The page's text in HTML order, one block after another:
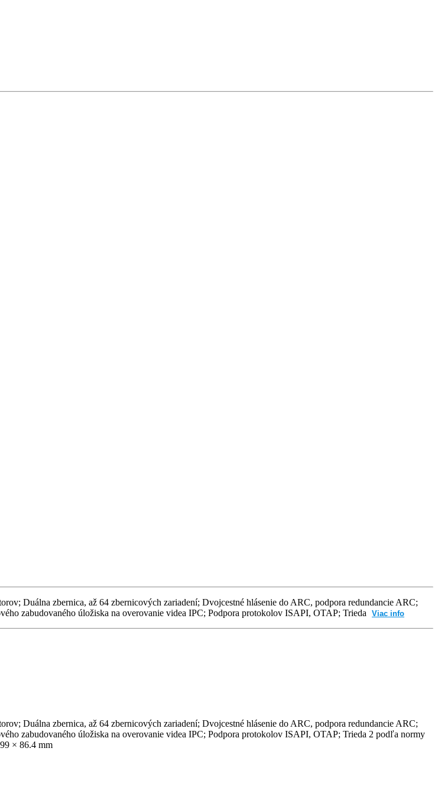
Duálna zbernica, až 64 zbernicových zariadení; Dvojcestné hlásenie do ARC, podpora redundancie ARC;
zabudovaného úložiska na overovanie videa IPC; Podpora protokolov ISAPI, OTAP; Trieda
Viac info
Duálna zbernica, až 64 zbernicových zariadení; Dvojcestné hlásenie do ARC, podpora redundancie ARC;
zabudovaného úložiska na overovanie videa IPC; Podpora protokolov ISAPI, OTAP; Trieda 2 podľa normy
× 86.4 mm